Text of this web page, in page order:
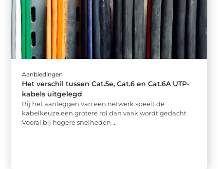
Aanbiedingen
Het verschil tussen Cat.5e, Cat.6 en Cat.6A UTP-
kabels uitgelegd
Bij het aanleggen van een netwerk speelt de
kabelkeuze een grotere rol dan vaak wordt gedacht.
Vooral bij hogere snelheden ...